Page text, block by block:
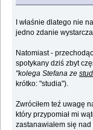
I właśnie dlatego nie
jedno zdanie
Natomiast -
spotykany dziś zbyt
"kolega Stefana ze
krótko: "studia").
Zwróciłem teź uwagę
który przypomiał mi
zastanawiałem się